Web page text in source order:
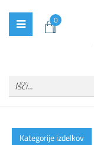
0
Kategorije izdelkov